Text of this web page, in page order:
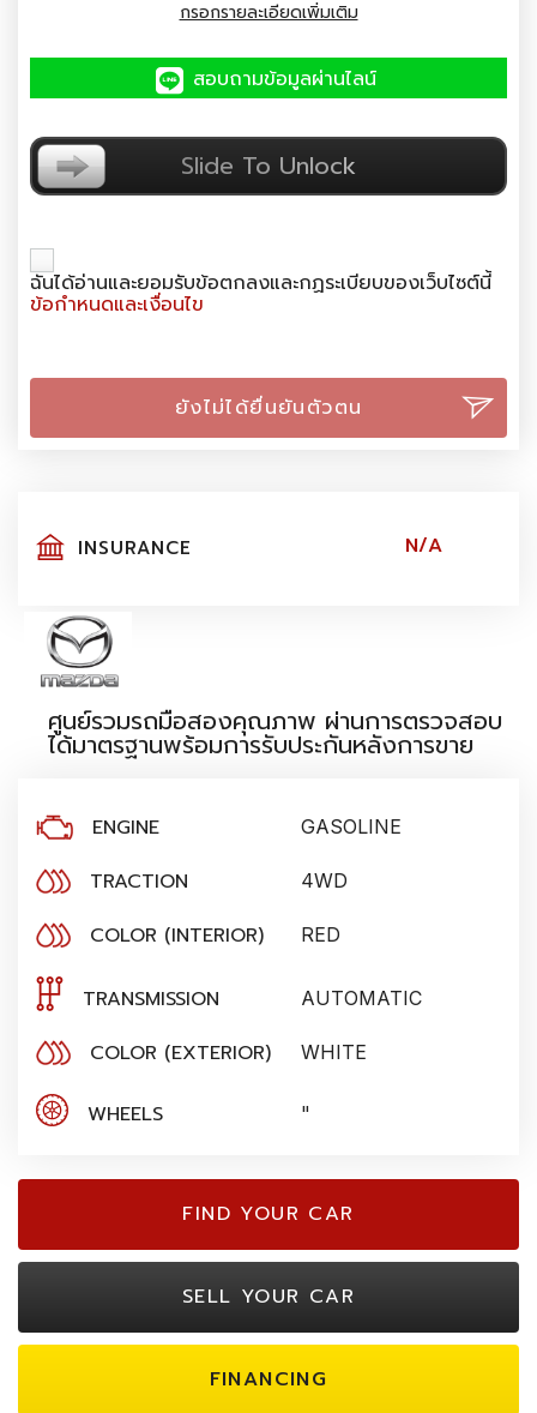
กรอกรายละเอียดเพิ่มเติม
สอบถามข้อมูลผ่านไลน์
ยืนยันตัวตน Slide To Unlock
ฉันได้อ่านและยอมรับข้อตกลงและกฏระเบียบของเว็บไซต์นี้
ข้อกำหนดและเงื่อนไข
ยังไม่ได้ยื่นยันตัวตน
INSURANCE N/A
ศูนย์รวมรถมือสองคุณภาพ ผ่านการตรวจสอบ
ได้มาตรฐานพร้อมการรับประกันหลังการขาย
ENGINE GASOLINE
TRACTION 4WD
COLOR (INTERIOR) RED
TRANSMISSION AUTOMATIC
COLOR (EXTERIOR) WHITE
WHEELS "
FIND YOUR CAR
SELL YOUR CAR
FINANCING